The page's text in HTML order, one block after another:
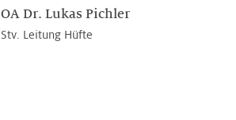
OA Dr. Lukas Pichler
Stv. Leitung Hüfte